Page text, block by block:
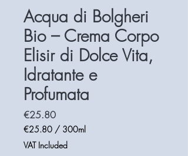
Acqua di Bolgheri
Bio – Crema Corpo
Elisir di Dolce Vita,
Idratante e
Profumata
€25.80Price
€25.80 / 300ml
€25.80
per
VAT Included